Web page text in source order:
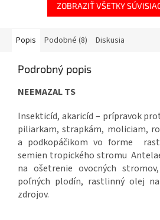
ZOBRAZIŤ VŠETKY
Popis Podobné (8) Diskusia
Podrobný popis
NEEMAZAL TS
Insekticíd, akaricíd – prípravok
piliarkam, strapkám, moliciam,
a podkopáčikom vo forme
semien tropického stromu
na ošetrenie ovocných
poľných plodín, rastlinný olej
zdrojov.